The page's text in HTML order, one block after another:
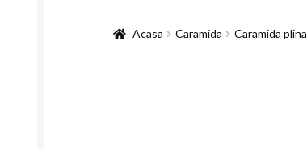
Acasa Caramida Caramida